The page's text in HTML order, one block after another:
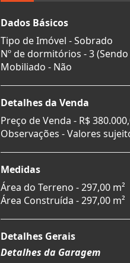
Dados Básicos
Tipo de Imóvel - Sobrado
Nº de dormitórios - 3
Mobiliado - Não
Detalhes da Venda
Preço de Venda - R$
Observações - Valores
Medidas
Área do Terreno - 297,00 m²
Área Construída - 297,00 m²
Detalhes Gerais
Detalhes da Garagem